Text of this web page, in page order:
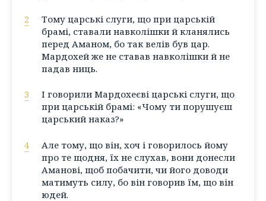
2
Тому царські слуги, що при царській
брамі, ставали навколішки й кланялись
перед Аманом, бо так велів був цар.
Мардохей же не ставав навколішки й не
падав ниць.
3
І говорили Мардохеєві царські слуги, що
при царській брамі: «Чому ти порушуєш
царський наказ?»
4
Але тому, що він, хоч і говорилось йому
про те щодня, їх не слухав, вони донесли
Аманові, щоб побачити, чи його доводи
матимуть силу, бо він говорив їм, що він
юдей.